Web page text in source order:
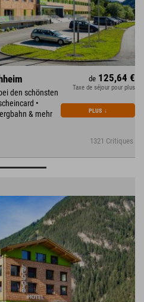
den schönsten
•
& mehr
1321 Critiques
de 125,64 €
Taxe de séjour pour plus
PLUS ↓